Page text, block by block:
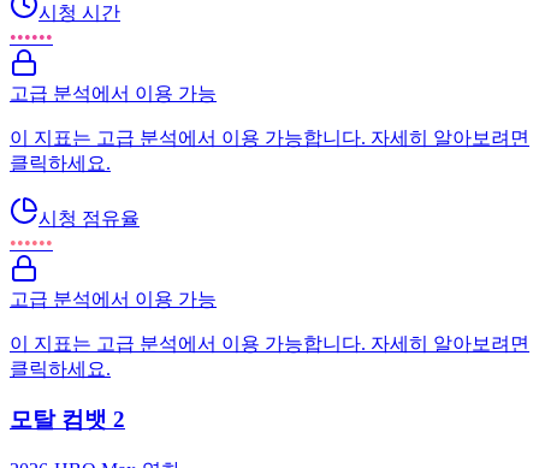
시청 시간
••••••
고급 분석에서 이용 가능
이 지표는 고급 분석에서 이용 가능합니다. 자세히 알아보려면
클릭하세요.
시청 점유율
••••••
고급 분석에서 이용 가능
이 지표는 고급 분석에서 이용 가능합니다. 자세히 알아보려면
클릭하세요.
모탈 컴뱃 2